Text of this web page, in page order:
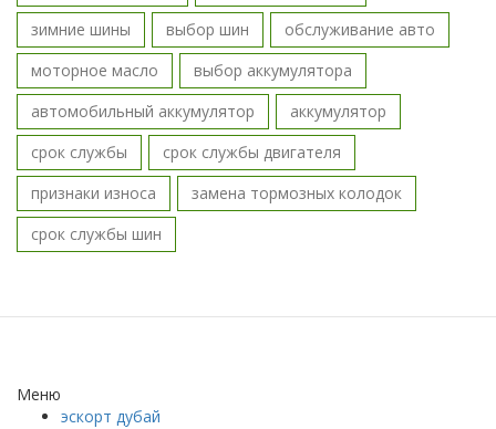
зимние шины
выбор шин
обслуживание авто
моторное масло
выбор аккумулятора
автомобильный аккумулятор
аккумулятор
срок службы
срок службы двигателя
признаки износа
замена тормозных колодок
срок службы шин
Меню
эскорт дубай